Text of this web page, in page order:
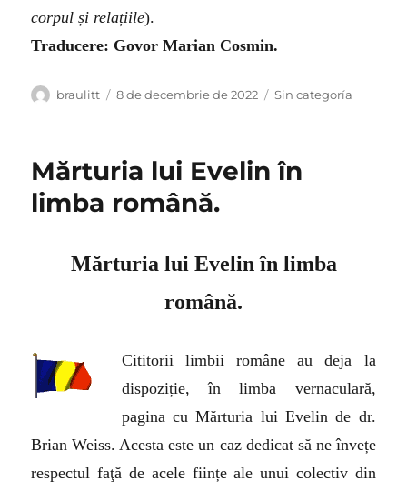
corpul și relațiile).
Traducere: Govor Marian Cosmin.
Autor
braulitt
Publicat
8 de decembrie de 2022 Categorii
Sin categoría
Mărturia lui Evelin în
limba română.
Mărturia lui Evelin în limba
română.
Cititorii limbii române au deja la
dispoziție, în limba vernaculară,
pagina cu Mărturia lui Evelin de dr.
Brian Weiss. Acesta este un caz dedicat să ne învețe
respectul faţă de acele ființe ale unui colectiv din